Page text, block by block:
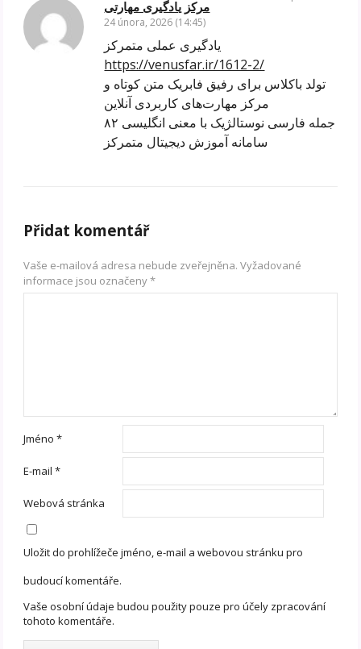
مرکز یادگیری مهارتی
24 února, 2026 (14:45)
یادگیری عملی متمرکز
https://venusfar.ir/1612-2/
تولد باکلاس برای رفیق فابریک متن کوتاه و
مرکز مهارت‌های کاربردی آنلاین
۸۲ جمله فارسی نوستالژیک با معنی انگلیسی
سامانه آموزش دیجیتال متمرکز
Přidat komentář
Vaše e-mailová adresa nebude zveřejněna. Vyžadované
informace jsou označeny*
Jméno*
E-mail*
Webová stránka
Uložit do prohlížeče jméno, e-mail a webovou stránku pro
budoucí komentáře.
Vaše osobní údaje budou použity pouze pro účely zpracování
tohoto komentáře.